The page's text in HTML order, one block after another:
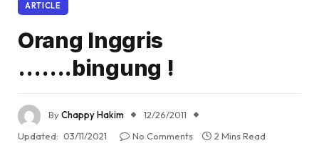
ARTICLE
Orang Inggris
…….bingung !
ByChappy Hakim
12/26/2011
Updated: 03/11/2021 No Comments
2 Mins Read